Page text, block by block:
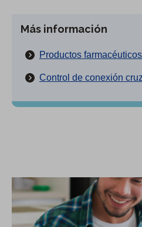
Más información
Productos
Control de conexión